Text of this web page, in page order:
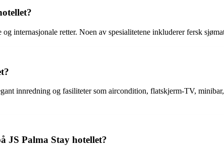
internasjonale retter. Noen av spesialitetene inkluderer fersk
innredning og fasiliteter som aircondition, flatskjerm-TV,
JS Palma Stay hotellet?